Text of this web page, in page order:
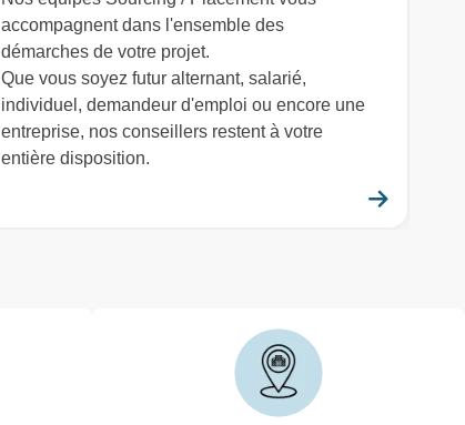
accompagnent dans l'ensemble des
démarches de votre projet.
Que vous soyez futur alternant, salarié,
individuel, demandeur d'emploi ou encore une
entreprise, nos conseillers restent à votre
entière disposition.